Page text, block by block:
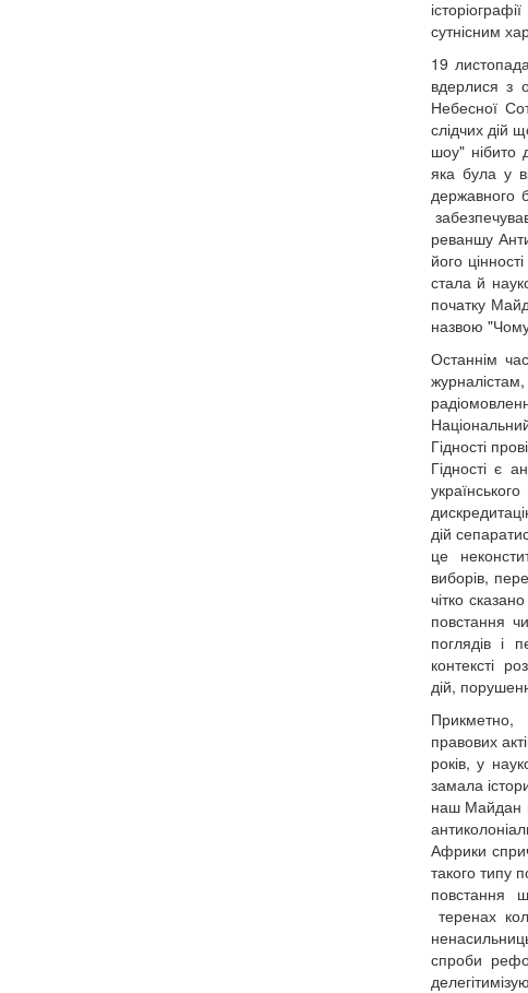
сутнісним
19
вдерлися з
Небесної
слідчих дій
шоу" нібито
яка була у
державного
реваншу
його
стала й
початку
назвою
Останнім
Гідності
Гідності є
дій
це
виборів,
чітко
повстання
поглядів і
контексті
дій,
правових
років, у
замала
наш Майдан
Африки
такого типу
повстання
теренах
спроби